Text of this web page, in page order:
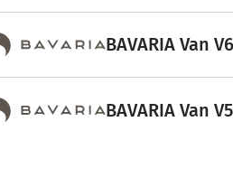
BAVARIA Van
BAVARIA Van